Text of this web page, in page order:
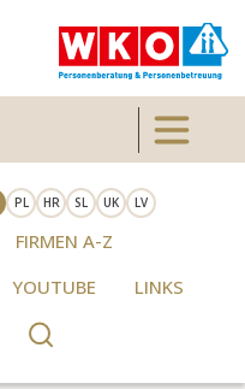
Toggle
PL HR SL UK LV
FIRMEN A-Z
YOUTUBE
LINKS